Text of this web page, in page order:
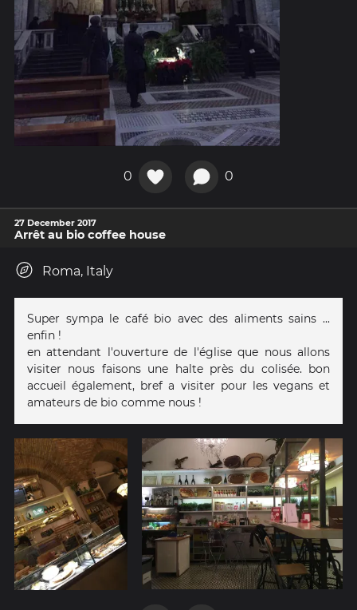
0 0
27 December 2017
Arrêt au bio coffee house
Roma, Italy
Super sympa le café bio avec des aliments sains ...
enfin !
en attendant l'ouverture de l'église que nous allons
visiter nous faisons une halte près du colisée. bon
accueil également, bref a visiter pour les vegans et
amateurs de bio comme nous !